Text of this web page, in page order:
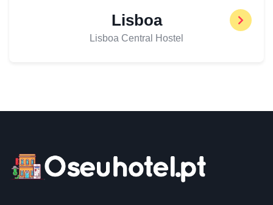
Lisboa
Lisboa Central Hostel